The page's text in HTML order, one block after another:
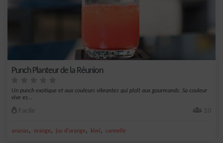
Punch Planteur de la Réunion
Un punch exotique et aux couleurs vibrantes qui plaît aux gourmands. Sa couleur
vive es...
Facile 10
ananas, orange, jus d'orange, kiwi, cannelle